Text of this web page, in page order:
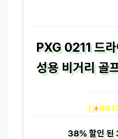
PXG 0211 드
성용 비거리 골
[
38%할인 된